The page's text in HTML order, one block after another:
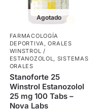
Agotado
FARMACOLOGÍA
DEPORTIVA
,ORALES
WINSTROL /
ESTANOZOLOL
SISTEMAS
ORALES
Stanoforte 25
Winstrol Estanozolol
25 mg 100 Tabs –
Nova Labs